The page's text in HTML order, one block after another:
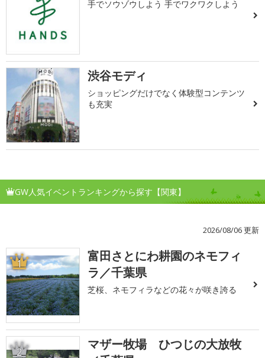
手でソウゾウしよう 手でワクワクしよう
渋谷モディ
ショッピングだけでなく体験型コンテンツ
も充実
GW人気イベントランキングから探す【関東】
2026/08/06 更新
1
富田さとにわ耕園のネモフィ
ラ／千葉県
芝桜、ネモフィラなどの花々が咲き誇る
2
マザー牧場 ひつじの大放牧